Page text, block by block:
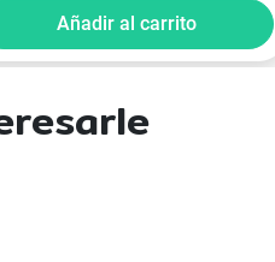
Añadir al carrito